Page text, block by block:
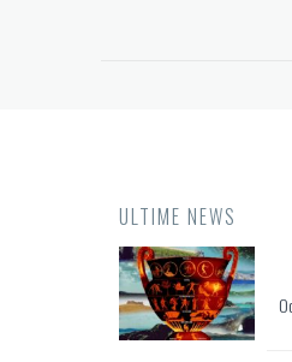
ULTIME NEWS
Odissea, il racconto
dell’Occidente